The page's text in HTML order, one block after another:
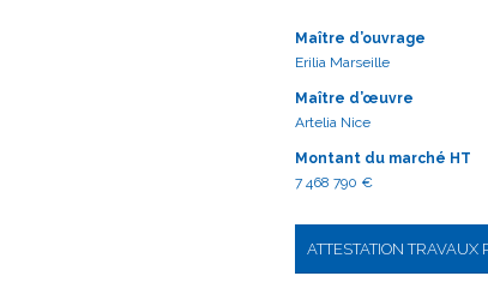
Maître d’ouvrage
Erilia Marseille
Maître d’œuvre
Artelia Nice
Montant du marché HT
7 468 790 €
ATTESTATION TRAVAUX